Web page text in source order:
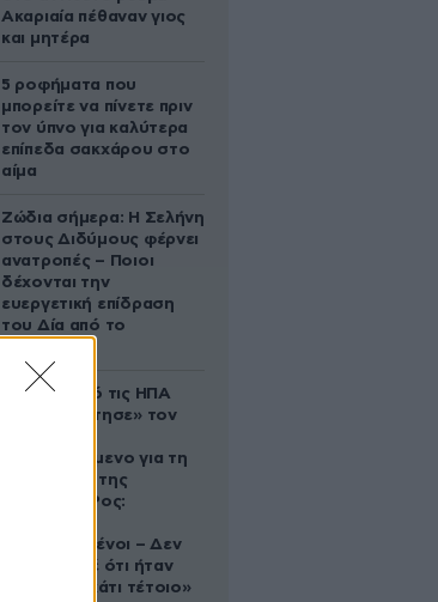
Ακαριαία πέθαναν γιος
και μητέρα
5 ροφήματα που
μπορείτε να πίνετε πριν
τον ύπνο για καλύτερα
επίπεδα σακχάρου στο
αίμα
Ζώδια σήμερα: Η Σελήνη
στους Διδύμους φέρνει
ανατροπές – Ποιοι
δέχονται την
ευεργετική επίδραση
του Δία από το
Ζευγάρι από τις ΗΠΑ
που «υιοθέτησε» τον
κατηγορούμενο για τη
δολοφονία της
Ελίζαμπεθ Ρος:
συντετριμμένοι – Δεν
έδειξε ποτέ ότι ήταν
ικανός για κάτι τέτοιο»